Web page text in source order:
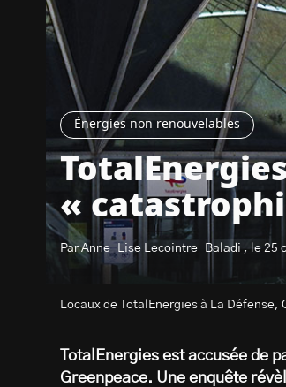
Énergies non renouvelables
«
Par Anne-Lise Lecointre-Baladi , le 25
Locaux de TotalEnergies à La Défense,
TotalEnergies est accusée de
Greenpeace. Une enquête